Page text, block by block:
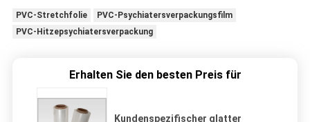
PVC-Stretchfolie
PVC-Psychiatersverpackungsfilm
PVC-Hitzepsychiatersverpackung
Erhalten Sie den besten Preis für
Kundenspezifischer glatter